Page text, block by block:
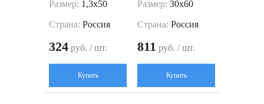
Размер: 1,3x50
Страна: Россия
324 руб. / шт.
Купить
Размер: 30x60
Страна: Россия
811 руб. / шт.
Купить